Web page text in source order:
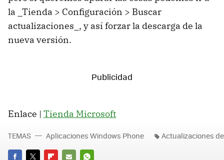
la _Tienda > Configuración > Buscar
actualizaciones_, y así forzar la descarga de la
nueva versión.
Enlace | Tienda Microsoft
TEMAS Aplicaciones Windows Phone Actualizaciones